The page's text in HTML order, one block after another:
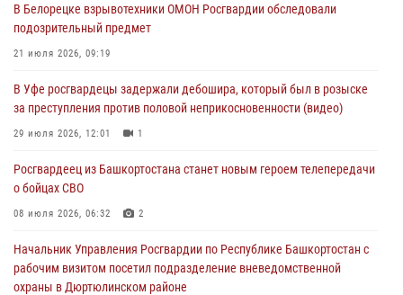
В Уфе росгвардейцы по горячим следам задержали
подозреваемого в открытом хищении из аптеки (видео)
03 августа 2026, 04:15
Начальник отделения учёта и комплектования Росгвардии
Башкортостана ответил на вопросы граждан
30 июля 2026, 12:54
В Уфе росгвардецы задержали дебошира, который был в розыске
за преступления против половой неприкосновенности (видео)
29 июля 2026, 12:01 1
В Белорецке взрывотехники ОМОН Росгвардии обследовали
подозрительный предмет
21 июля 2026, 09:19
В Уфе росгвардецы задержали дебошира, который был в розыске
за преступления против половой неприкосновенности (видео)
29 июля 2026, 12:01 1
Росгвардеец из Башкортостана станет новым героем телепередачи
о бойцах СВО
08 июля 2026, 06:32 2
Начальник Управления Росгвардии по Республике Башкортостан с
рабочим визитом посетил подразделение вневедомственной
охраны в Дюртюлинском районе